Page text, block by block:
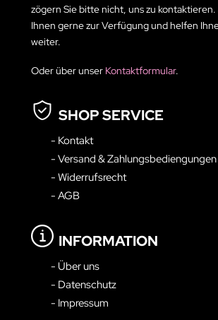
zögern Sie bitte nicht, uns zu kontaktieren.
Ihnen gerne zur Verfügung und helfen
weiter.
Oder über unser Kontaktformular.
SHOP SERVICE
- Kontakt
- Versand & Zahlungsbediengungen
- Widerrufsrecht
- AGB
INFORMATION
- Über uns
- Datenschutz
- Impressum